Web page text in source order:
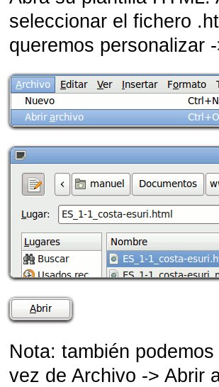
seleccionar el fichero
queremos personalizar
Nota: también
vez de Archivo -> Abrir